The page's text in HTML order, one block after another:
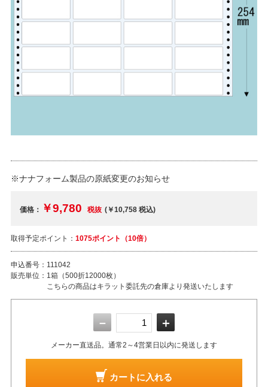
※ナナフォーム製品の原紙変更のお知らせ
価格： ￥9,780 税抜 (￥10,758税込)
取得予定ポイント： 1075ポイント（10倍）
申込番号： 111042
販売単位： 1箱（500折12000枚）
こちらの商品はキラット委託先の倉庫より発送いたします
－ ＋
メーカー直送品。通常2～4営業日以内に発送します
カートに入れる